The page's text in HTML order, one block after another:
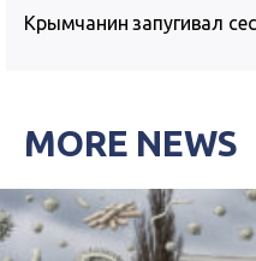
Крымчанин запугивал
MORE NEWS